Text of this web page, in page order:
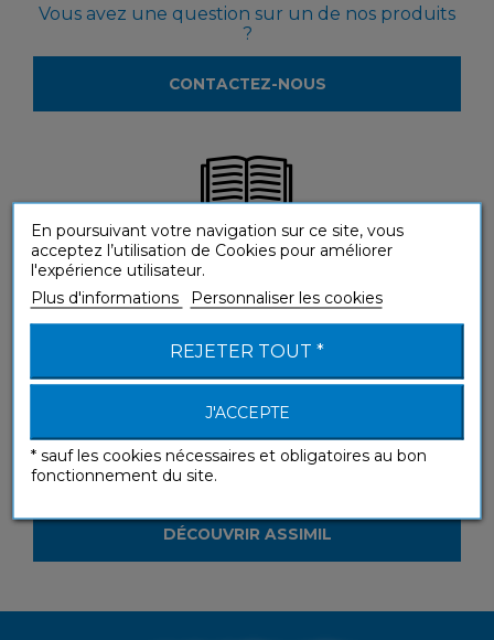
Vous avez une question sur un de nos produits
?
CONTACTEZ-NOUS
Vous souhaitez voir nos produits en magasin ?
LOCALISEZ LES REVENDEURS
Envie d'en savoir plus sur notre méthode ?
DÉCOUVRIR ASSIMIL
En poursuivant votre navigation sur ce site, vous
acceptez l’utilisation de Cookies pour améliorer
l'expérience utilisateur.
Plus d'informations
Personnaliser les cookies
REJETER TOUT *
J'ACCEPTE
* sauf les cookies nécessaires et obligatoires au bon
fonctionnement du site.